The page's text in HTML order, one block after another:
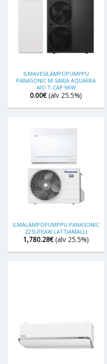
ILMAVESILÄMPÖPUMPPU
PANASONIC M-SARJA AQUAREA
AIO T-CAP 9KW
0.00€ (alv 25.5%)
ILMALÄMPÖPUMPPU PANASONIC
Z25UFEAW LATTIAMALLI
1,780.28€ (alv 25.5%)